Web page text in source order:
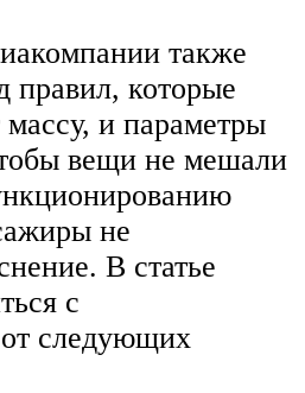
также
правил, которые
и параметры
вещи не мешали
не
В статье
с
следующих